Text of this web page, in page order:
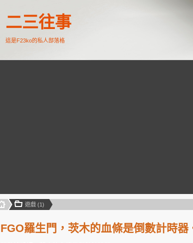
二三往事
這是F23ko的私人部落格
遊戲 (1)
FGO羅生門，茨木的血條是倒數計時器